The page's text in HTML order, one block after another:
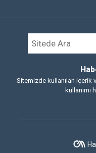
Sitemizde kullanılan içerik
kullanımı